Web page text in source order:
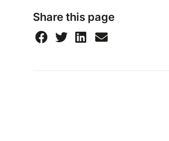
Share this page